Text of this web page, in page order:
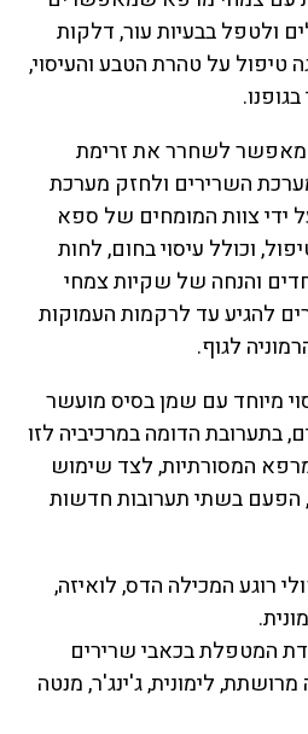
ולטפל בבעיות עור, דלקות
טיפול על טהרת הטבע והעיסוי,
מאפשר לשחרר את זרימת
השרירים ולחזק מערכת
ידי צוות המומחים של ספא
וכולל עיסוי בחום, לחות
והנחה של שקיות צמחי
להגיע עד לרקמות העמוקות
לגוף.
מיוחד עם שמן בסיס מועשר
בתערובת הדומה במרכיביה לזו
המסורתיות, לצד שימוש
הפעם בשתי תערובות חדשות
רוגע המכילה הדס, לואיזה,
המטפלת בכאבי שרירים
מרושתת, לימונית, ג'ינג'ר, מנטה